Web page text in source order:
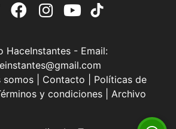
HaceInstantes - Email:
somos| Contacto
Políticas de
y condiciones| Archivo